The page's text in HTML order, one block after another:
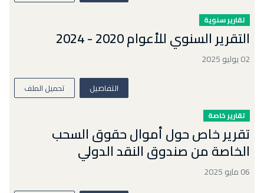
تقارير سنوية
التقرير السنوي للأعوام 2020 - 2024
02 يوليو 2025
التفاصيل تحميل الملف
تقارير خاصة
تقرير خاص حول أموال حقوق السحب
الخاصة من صندوق النقد الدولي
06 مايو 2025